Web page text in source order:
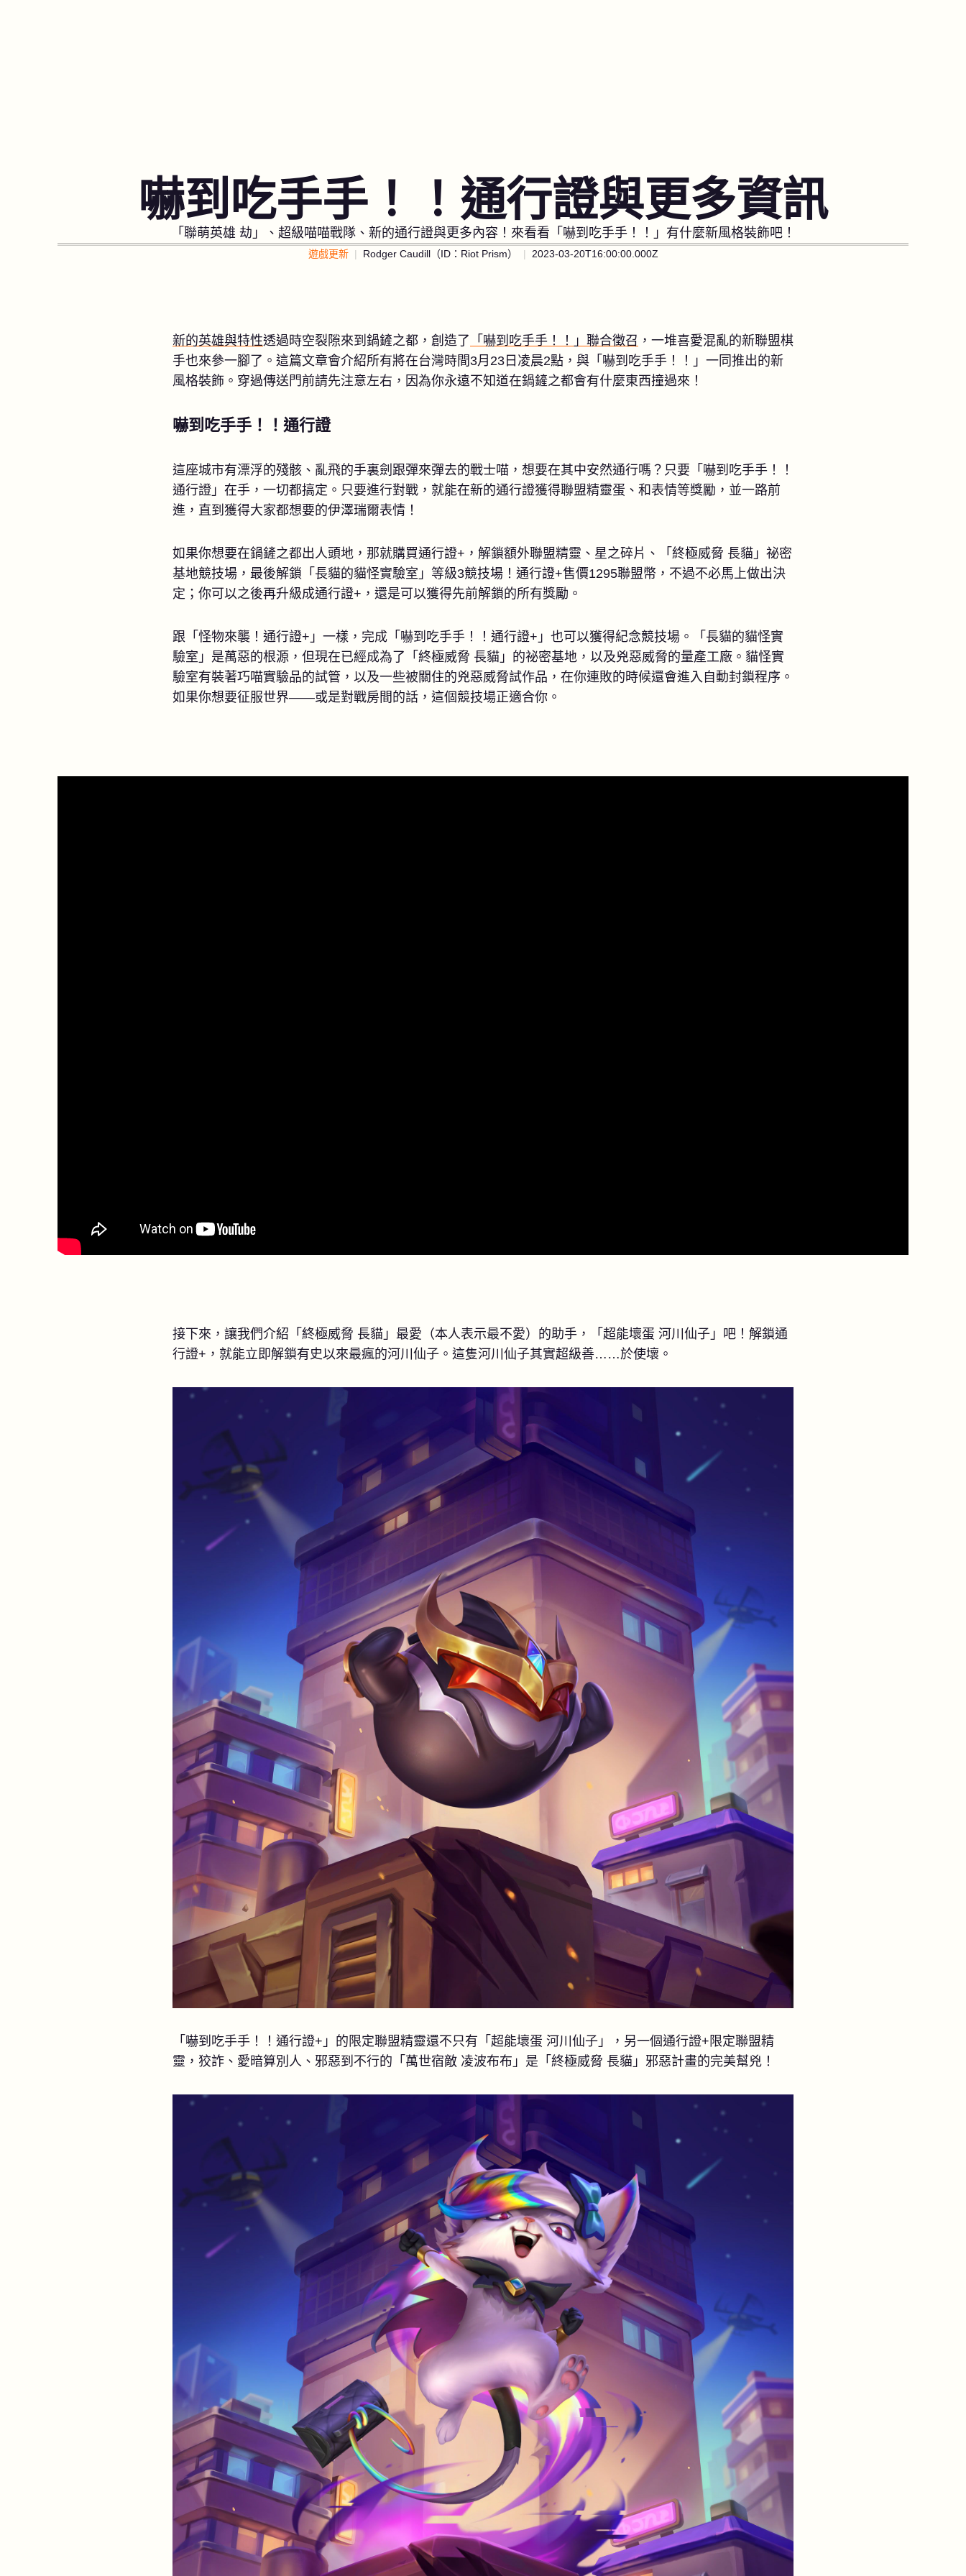
嚇到吃手手！！通行證與更多資訊
「聯萌英雄 劫」、超級喵喵戰隊、新的通行證與更多內容！來看看「嚇到吃手手！！」有什麼新風格裝飾吧！
遊戲更新 Rodger Caudill（ID：Riot Prism） 2023-03-20T16:00:00.000Z
新的英雄與特性透過時空裂隙來到鍋鏟之都，創造了 「嚇到吃手手！！」聯合徵召 ，一堆喜愛混亂的新聯盟棋
手也來參一腳了。這篇文章會介紹所有將在台灣時間3月23日凌晨2點，與「嚇到吃手手！！」一同推出的新
風格裝飾。穿過傳送門前請先注意左右，因為你永遠不知道在鍋鏟之都會有什麼東西撞過來！
嚇到吃手手！！通行證
這座城市有漂浮的殘骸、亂飛的手裏劍跟彈來彈去的戰士喵，想要在其中安然通行嗎？只要「嚇到吃手手！！
通行證」在手，一切都搞定。只要進行對戰，就能在新的通行證獲得聯盟精靈蛋、和表情等獎勵，並一路前
進，直到獲得大家都想要的伊澤瑞爾表情！
如果你想要在鍋鏟之都出人頭地，那就購買通行證+，解鎖額外聯盟精靈、星之碎片、「終極威脅 長貓」祕密
基地競技場，最後解鎖「長貓的貓怪實驗室」等級3競技場！通行證+售價1295聯盟幣，不過不必馬上做出決
定；你可以之後再升級成通行證+，還是可以獲得先前解鎖的所有獎勵。
跟「怪物來襲！通行證+」一樣，完成「嚇到吃手手！！通行證+」也可以獲得紀念競技場。「長貓的貓怪實
驗室」是萬惡的根源，但現在已經成為了「終極威脅 長貓」的祕密基地，以及兇惡威脅的量產工廠。貓怪實
驗室有裝著巧喵實驗品的試管，以及一些被關住的兇惡威脅試作品，在你連敗的時候還會進入自動封鎖程序。
如果你想要征服世界——或是對戰房間的話，這個競技場正適合你。
接下來，讓我們介紹「終極威脅 長貓」最愛（本人表示最不愛）的助手，「超能壞蛋 河川仙子」吧！解鎖通
行證+，就能立即解鎖有史以來最瘋的河川仙子。這隻河川仙子其實超級善……於使壞。
「嚇到吃手手！！通行證+」的限定聯盟精靈還不只有「超能壞蛋 河川仙子」，另一個通行證+限定聯盟精
靈，狡詐、愛暗算別人、邪惡到不行的「萬世宿敵 凌波布布」是「終極威脅 長貓」邪惡計畫的完美幫兇！